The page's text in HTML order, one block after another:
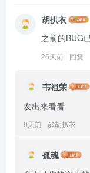
胡扒衣
之前的BUG
26天前 回复
韦祖荣
发出来看看
9天前 @胡扒衣
孤魂